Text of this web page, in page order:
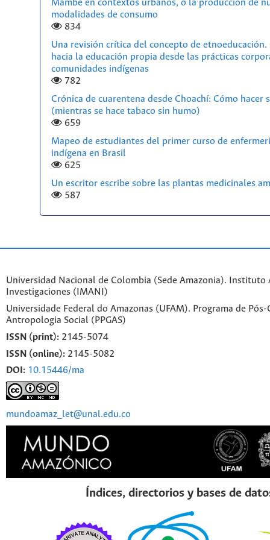
Mambe en contextos urbanos, o la producción de
modalidades de consumo
834
Una revisión crítica del concepto de etnoeducación.
hacia la educación propia desde las prácticas
comunidades indígenas
782
Crónica de cuarentena desde Choachí: Cómo hacer
(mientras se hace tabaco sin humo)
659
Mapeo de estudiantes del primer curso de
indígena en Brasil
625
Un escritor escribe sobre las plantas medicinales
587
Universidad Nacional de Colombia (Sede Amazonia). Instituto
Investigaciones (IMANI)
Universidade Federal do Amazonas (UFAM). Programa de Pós-
Antropologia Social (PPGAS)
ISSN (print): 2145-5074
ISSN (online): 2145-5082
DOI: 10.15446/ma
mundoamaz_let@unal.edu.co
Índices, directorios y bases de